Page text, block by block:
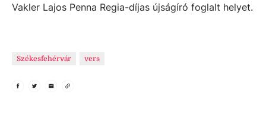
Vakler Lajos Penna Regia-díjas újságíró foglalt helyet.
Székesfehérvár vers